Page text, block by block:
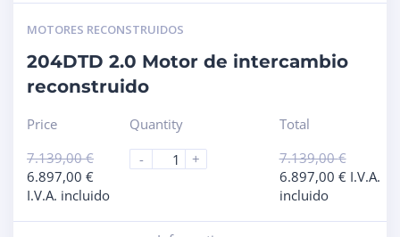
MOTORES RECONSTRUIDOS
204DTD 2.0 Motor de intercambio
reconstruido
Price
7.139,00€
6.897,00 €
I.V.A. incluido
Quantity
-
+
Total
7.139,00€
6.897,00 € I.V.A.
incluido